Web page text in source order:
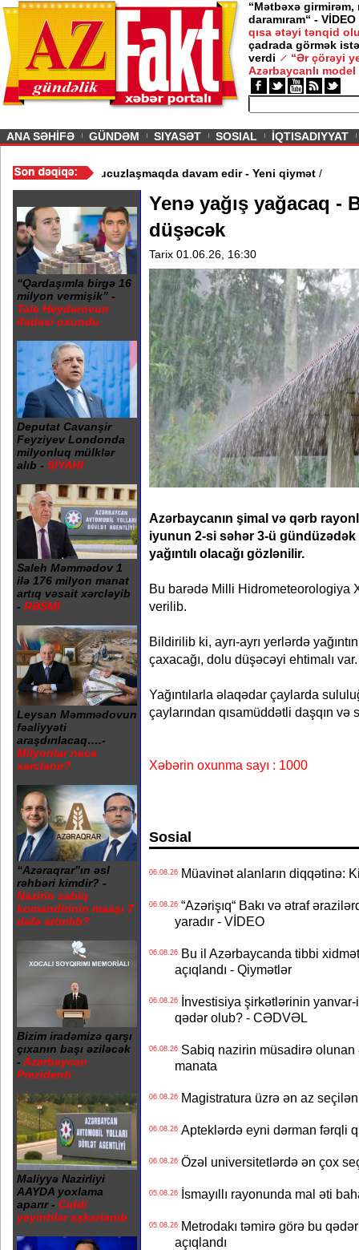
“Mətbəxə girmirəm,
daramıram“ - VİDEO
qısa ətəyi tənqid
çadrada görmək
verdi
“Ər çörəyi
Azərbaycanlı model
ANA SƏHİFƏ GÜNDƏM SIYASƏT SOSIAL İQTISADIYYAT
/ Azərbaycan nefti ucuzlaşmaqda davam edir - Yeni qiymət
“Qardaşımla birgə 16
milyon vermişik” -
Tale Heydərovun
ifadəsi oxundu
Deputat Cavanşir
Feyziyev Londonda
milyonluq mülklər
alıb - SİYAHI
Saleh Məmmədov 1
ilə 176 milyon manat
artıq vəsait xərcləyib
- RƏSMİ
Leysan Məmmədovun
fəaliyyəti
araşdırılacaq….-
Milyonlar necə
xərclənir?
“Azəraqrar”ın əsl
rəhbəri kimdir? -
Nazirin sabiq
komandirinin maaşı 7
dəfə artırılıb?
Bizim iradəmizə qarşı
çıxanın başı əziləcək
- Azərbaycan
Prezidenti
Maliyyə Nazirliyi
AAYDA yoxlama
aparır - Ciddi
yeyintilər aşkarlanıb
Yenə yağış yağacaq -
düşəcək
Tarix 01.06.26, 16:30
Azərbaycanın şimal və qərb
iyunun 2-si səhər 3-ü
yağıntılı olacağı gözlənilir.
Bu barədə Milli Hidrometeorologiya
verilib.
Bildirilib ki, ayrı-ayrı yerlərdə
çaxacağı, dolu düşəcəyi ehtimalı var.
Yağıntılarla əlaqədar çaylarda
çaylarından qısamüddətli daşqın
Xəbərin oxunma sayı : 1000
Sosial
06.08.26Müavinət alanların diqqətinə:
06.08.26“Azərişıq“ Bakı və ətraf
yaradır - VİDEO
06.08.26Bu il Azərbaycanda tibbi
açıqlandı - Qiymətlər
06.08.26İnvestisiya şirkətlərinin yanvar-
qədər olub? - CƏDVƏL
06.08.26Sabiq nazirin müsadirə olunan
manata
06.08.26Magistratura üzrə ən az
06.08.26Apteklərdə eyni dərman fərqli
06.08.26Özəl universitetlərdə ən çox
05.08.26İsmayıllı rayonunda mal əti
05.08.26Metrodakı təmirə görə bu
açıqlandı